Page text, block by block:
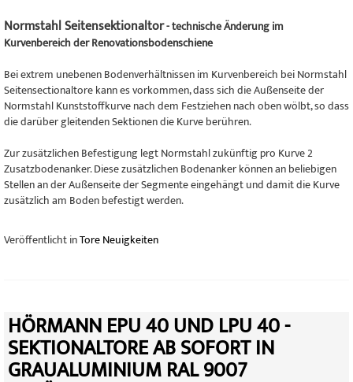
Normstahl Seitensektionaltor- technische Änderung im
Kurvenbereich der Renovationsbodenschiene
Bei extrem unebenen Bodenverhältnissen im Kurvenbereich bei Normstahl
Seitensectionaltore kann es vorkommen, dass sich die Außenseite der
Normstahl Kunststoffkurve nach dem Festziehen nach oben wölbt, so dass
die darüber gleitenden Sektionen die Kurve berühren.
Zur zusätzlichen Befestigung legt Normstahl zukünftig pro Kurve 2
Zusatzbodenanker. Diese zusätzlichen Bodenanker können an beliebigen
Stellen an der Außenseite der Segmente eingehängt und damit die Kurve
zusätzlich am Boden befestigt werden.
Veröffentlicht inTore Neuigkeiten
HÖRMANN EPU 40 UND LPU 40 -
SEKTIONALTORE AB SOFORT IN
GRAUALUMINIUM RAL 9007